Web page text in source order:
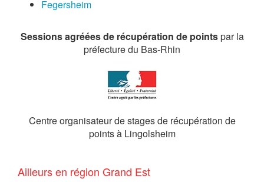
Fegersheim
Sessions agréées de récupération de pointspar la
préfecture du Bas-Rhin
Centre organisateur de stages de récupération de
points à Lingolsheim
Ailleurs en région Grand Est